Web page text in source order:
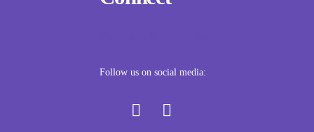
Follow us on social media: